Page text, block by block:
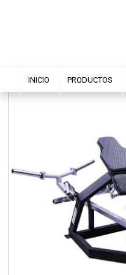
INICIO PRODUCTOS